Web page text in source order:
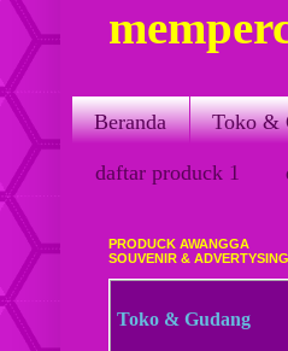
Beranda Toko &
daftar produck 1
PRODUCK AWANGGA
SOUVENIR & ADVERTYSING
Toko & Gudang